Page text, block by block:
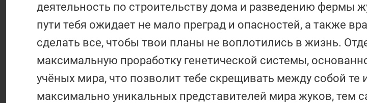
деятельность по строительству дома и разведению фермы
пути тебя ожидает не мало преград и опасностей, а также
сделать все, чтобы твои планы не воплотились в жизнь.
максимальную проработку генетической системы,
учёных мира, что позволит тебе скрещивать между собой
максимально уникальных представителей мира жуков,